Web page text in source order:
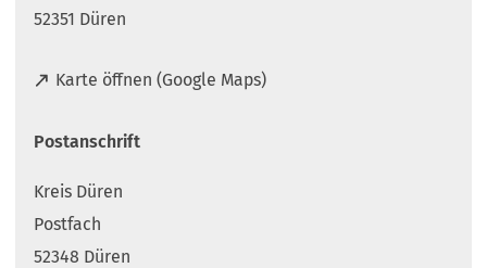
52351 Düren
Karte öffnen (Google Maps)
(
f
e
t
i
Postanschrift
Kreis Düren
Postfach
52348 Düren